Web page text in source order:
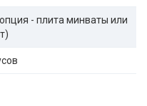
- плита минваты или